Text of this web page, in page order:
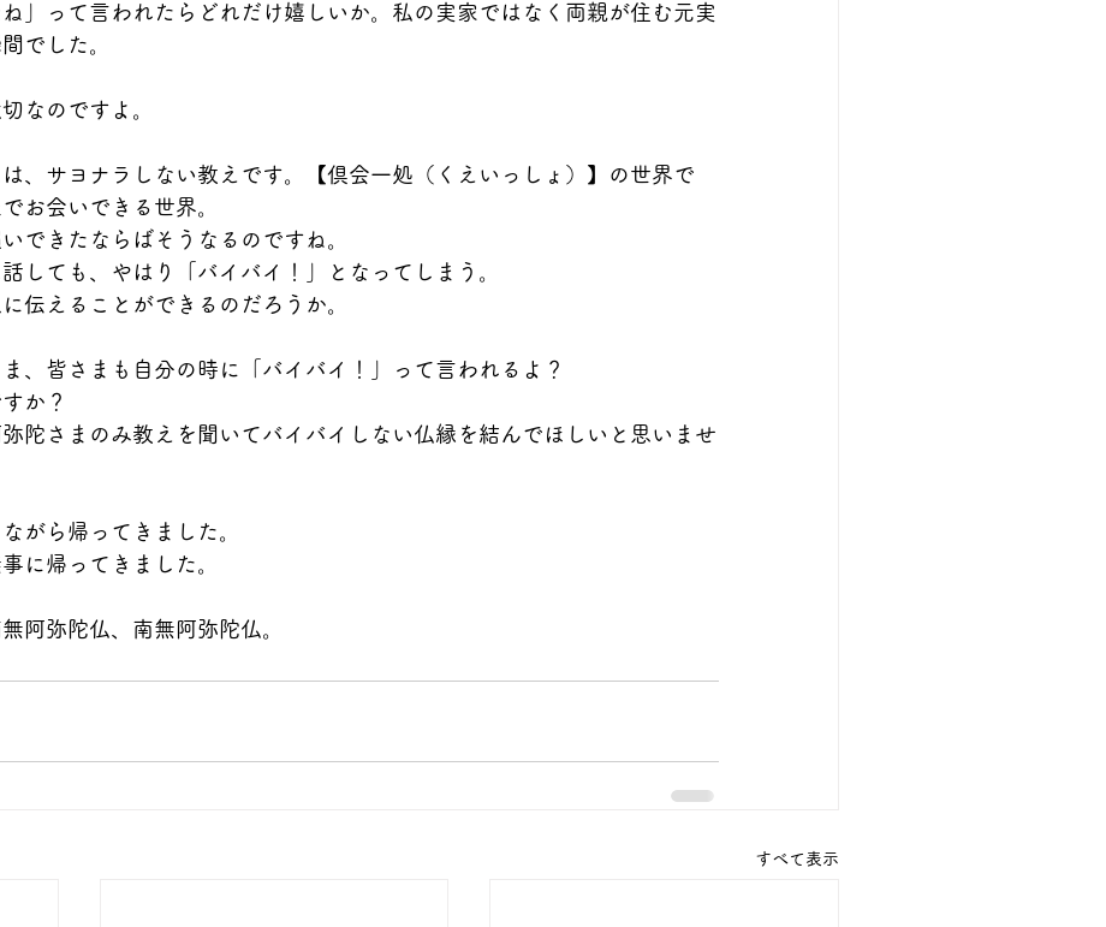
ね」って言われたらどれだけ嬉しいか。私の実家ではなく両親が住む元実
でした。
なのですよ。
、サヨナラしない教えです。【倶会一処（くえいっしょ）】の世界で
お会いできる世界。
できたならばそうなるのですね。
しても、やはり「バイバイ！」となってしまう。
伝えることができるのだろうか。
、皆さまも自分の時に「バイバイ！」って言われるよ？
か？
陀さまのみ教えを聞いてバイバイしない仏縁を結んでほしいと思いませ
がら帰ってきました。
に帰ってきました。
阿弥陀仏、南無阿弥陀仏。
すべて表示